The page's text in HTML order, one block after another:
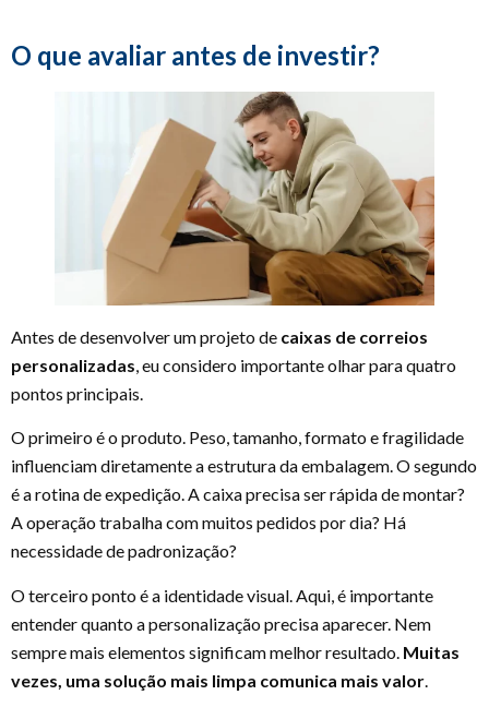
O que avaliar antes de investir?
Antes de desenvolver um projeto de caixas de correios
personalizadas , eu considero importante olhar para quatro
pontos principais.
O primeiro é o produto. Peso, tamanho, formato e fragilidade
influenciam diretamente a estrutura da embalagem. O segundo
é a rotina de expedição. A caixa precisa ser rápida de montar?
A operação trabalha com muitos pedidos por dia? Há
necessidade de padronização?
O terceiro ponto é a identidade visual. Aqui, é importante
entender quanto a personalização precisa aparecer. Nem
sempre mais elementos significam melhor resultado. Muitas
vezes, uma solução mais limpa comunica mais valor